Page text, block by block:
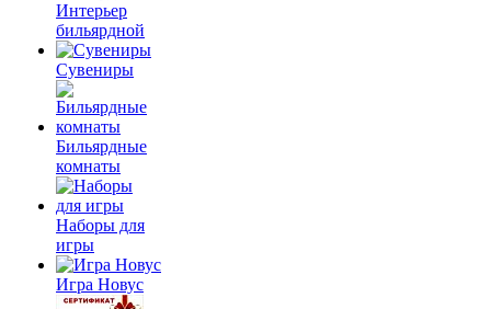
Интерьер
бильярдной
Сувениры
Бильярдные
комнаты
Наборы для
игры
Игра Новус